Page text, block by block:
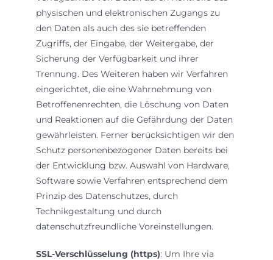
physischen und elektronischen Zugangs zu
den Daten als auch des sie betreffenden
Zugriffs, der Eingabe, der Weitergabe, der
Sicherung der Verfügbarkeit und ihrer
Trennung. Des Weiteren haben wir Verfahren
eingerichtet, die eine Wahrnehmung von
Betroffenenrechten, die Löschung von Daten
und Reaktionen auf die Gefährdung der Daten
gewährleisten. Ferner berücksichtigen wir den
Schutz personenbezogener Daten bereits bei
der Entwicklung bzw. Auswahl von Hardware,
Software sowie Verfahren entsprechend dem
Prinzip des Datenschutzes, durch
Technikgestaltung und durch
datenschutzfreundliche Voreinstellungen.
SSL-Verschlüsselung (https): Um Ihre via